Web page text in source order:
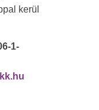
kerül
1-